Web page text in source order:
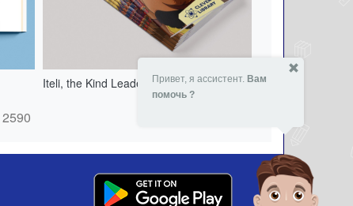
2590
Iteli, the Kind Leader - 151538813
Привет, я ассистент. Вам
помочь ?